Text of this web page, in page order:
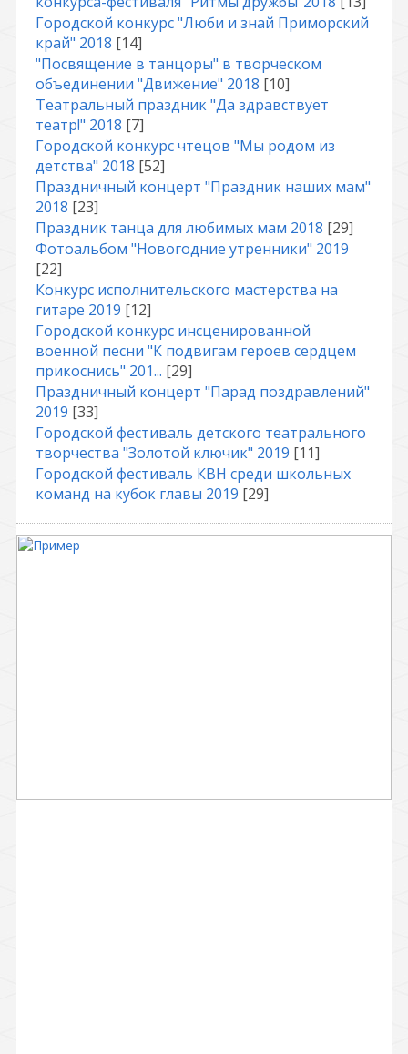
Городской конкурс "Люби и знай Приморский
край" 2018 [14]
"Посвящение в танцоры" в творческом
объединении "Движение" 2018 [10]
Театральный праздник "Да здравствует
театр!" 2018 [7]
Городской конкурс чтецов "Мы родом из
детства" 2018 [52]
Праздничный концерт "Праздник наших мам"
2018 [23]
Праздник танца для любимых мам 2018 [29]
Фотоальбом "Новогодние утренники" 2019
[22]
Конкурс исполнительского мастерства на
гитаре 2019 [12]
Городской конкурс инсценированной
военной песни "К подвигам героев сердцем
прикоснись" 201... [29]
Праздничный концерт "Парад поздравлений"
2019 [33]
Городской фестиваль детского театрального
творчества "Золотой ключик" 2019 [11]
Городской фестиваль КВН среди школьных
команд на кубок главы 2019 [29]